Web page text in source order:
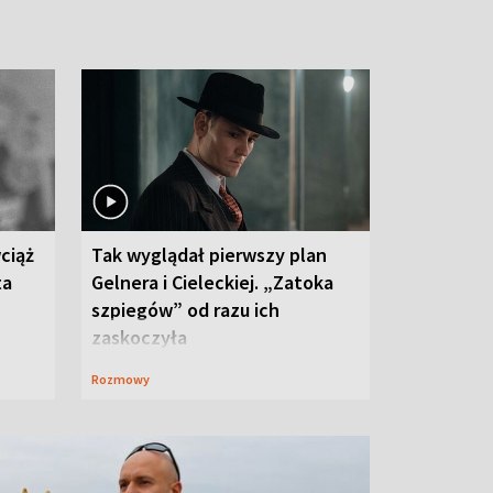
Tak wyglądał pierwszy plan
Gelnera i Cieleckiej. „Zatoka
szpiegów” od razu ich
zaskoczyła
Rozmowy